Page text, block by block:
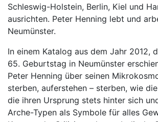
Schleswig-Holstein, Berlin, Kiel und
ausrichten. Peter Henning lebt und
Neumünster.
In einem Katalog aus dem Jahr 2012,
65. Geburtstag in Neumünster
Peter Henning über seinen
sterben, auferstehen – sterben, wie
die ihren Ursprung stets hinter sich
Arche-Typen als Symbole für alles